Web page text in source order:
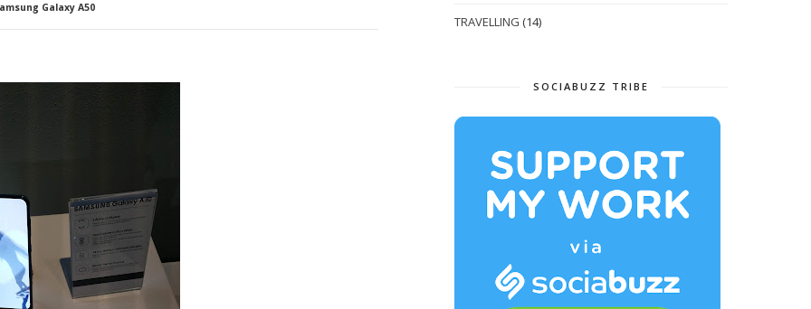
Galaxy A50
TRAVELLING (14)
SOCIABUZZ TRIBE